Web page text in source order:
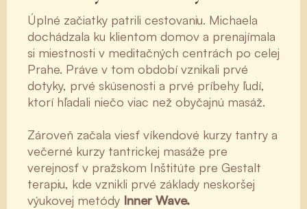
Úplné začiatky patrili cestovaniu. Michaela
dochádzala ku klientom domov a prenajímala
si miestnosti v meditačných centrách po celej
Prahe. Práve v tom období vznikali prvé
dotyky, prvé skúsenosti a prvé príbehy ľudí,
ktorí hľadali niečo viac než obyčajnú masáž.
Zároveň začala viesť víkendové kurzy tantry a
večerné kurzy tantrickej masáže pre
verejnosť v pražskom Inštitúte pre Gestalt
terapiu, kde vznikli prvé základy neskoršej
výukovej metódy Inner Wave.